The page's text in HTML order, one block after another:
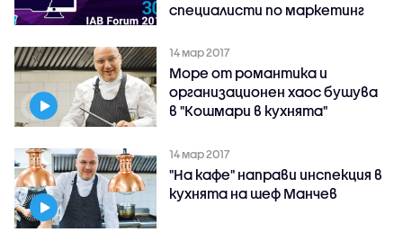
специалисти по маркетинг
14 мар 2017
Море от романтика и
организационен хаос бушува
в "Кошмари в кухнята"
14 мар 2017
"На кафе" направи инспекция в
кухнята на шеф Манчев